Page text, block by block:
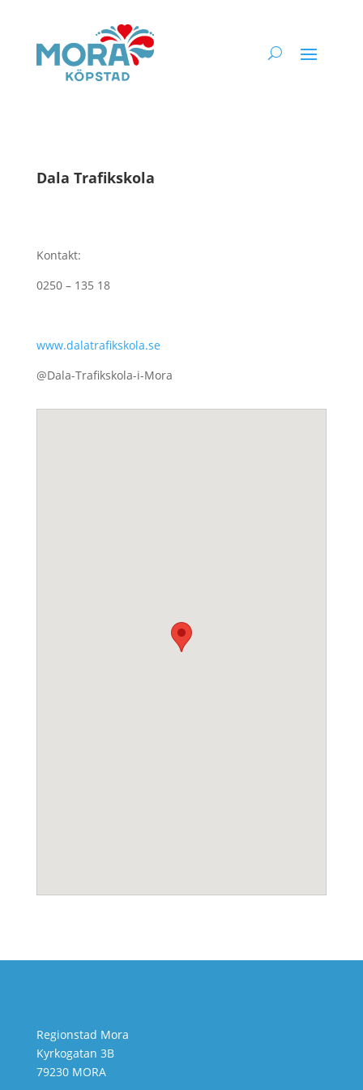
Dala Trafikskola
Kontakt:
0250 – 135 18
www.dalatrafikskola.se
@Dala-Trafikskola-i-Mora
Regionstad Mora
Kyrkogatan 3B
79230 MORA